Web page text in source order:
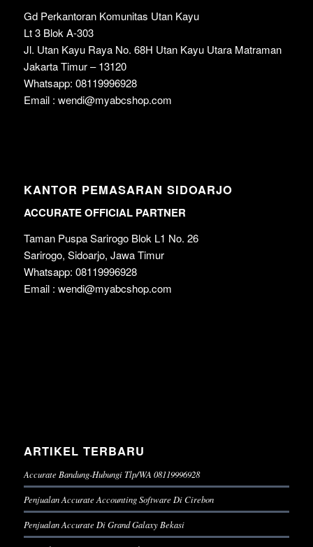
Gd Perkantoran Komunitas Utan Kayu
Lt 3 Blok A-303
Jl. Utan Kayu Raya No. 68H Utan Kayu Utara Matraman
Jakarta Timur – 13120
Whatsapp: 08119996928
Email : wendi@myabcshop.com
KANTOR PEMASARAN SIDOARJO
ACCURATE OFFICIAL PARTNER
Taman Puspa Sarirogo Blok L1 No. 26
Sarirogo, Sidoarjo, Jawa Timur
Whatsapp: 08119996928
Email : wendi@myabcshop.com
ARTIKEL TERBARU
Accurate Bandung-Hubungi Tlp/WA 08119996928
Penjualan Accurate Accounting Software Di Cirebon
Penjualan Accurate Di Grand Galaxy Bekasi